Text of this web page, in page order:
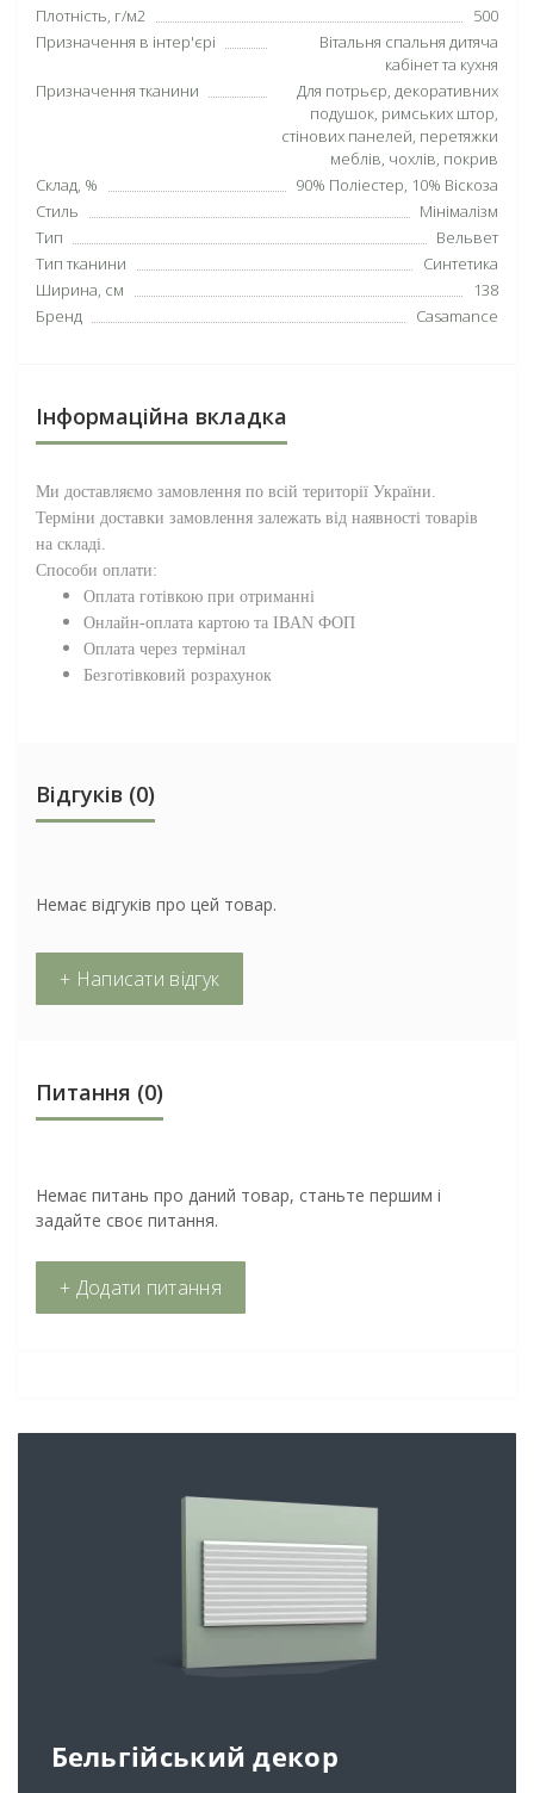
Плотність, г/м2
500
Призначення в інтер'єрі
Вітальня спальня дитяча
кабінет та кухня
Призначення тканини
Для потрьєр, декоративних
подушок, римських штор,
стінових панелей, перетяжки
меблів, чохлів, покрив
Склад, %
90% Поліестер, 10% Віскоза
Стиль
Мінімалізм
Тип
Вельвет
Тип тканини
Синтетика
Ширина, см
138
Бренд
Casamance
Інформаційна вкладка
Ми доставляємо замовлення по всій території України.
Терміни доставки замовлення залежать від наявності товарів
на складі.
Способи оплати:
Оплата готівкою при отриманні
Онлайн-оплата картою та IBAN ФОП
Оплата через термінал
Безготівковий розрахунок
Відгуків (0)
Немає відгуків про цей товар.
+ Написати відгук
Питання (0)
Немає питань про даний товар, станьте першим і
задайте своє питання.
+ Додати питання
Бельгійський декор